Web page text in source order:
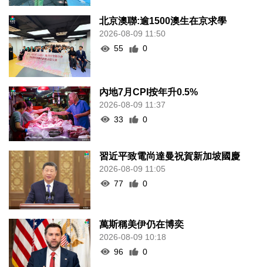
北京澳聯:逾1500澳生在京求學
2026-08-09 11:50
55
0
內地7月CPI按年升0.5%
2026-08-09 11:37
33
0
習近平致電尚達曼祝賀新加坡國慶
2026-08-09 11:05
77
0
萬斯稱美伊仍在博奕
2026-08-09 10:18
96
0